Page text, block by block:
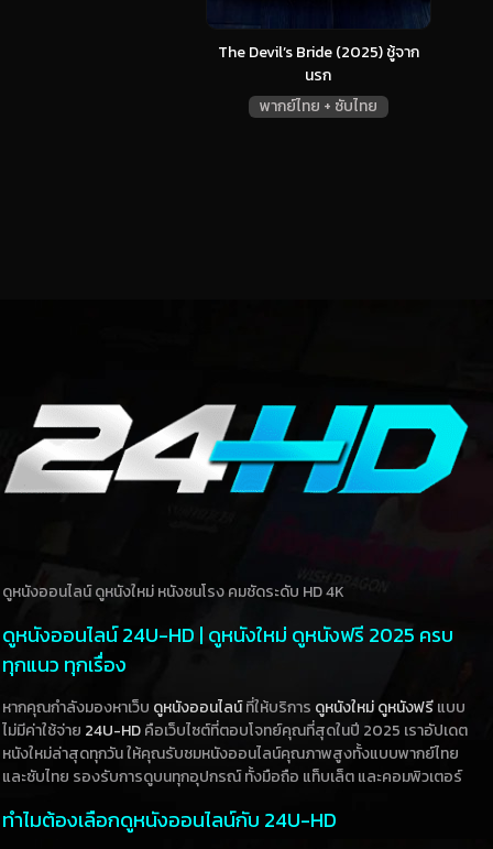
The Devil’s Bride (2025) ชู้จาก
นรก
พากย์ไทย + ซับไทย
ดูหนังออนไลน์ ดูหนังใหม่ หนังชนโรง คมชัดระดับ HD 4K
ดูหนังออนไลน์ 24U-HD | ดูหนังใหม่ ดูหนังฟรี 2025 ครบ
ทุกแนว ทุกเรื่อง
หากคุณกำลังมองหาเว็บ ดูหนังออนไลน์ที่ให้บริการ ดูหนังใหม่ดูหนังฟรีแบบ
ไม่มีค่าใช้จ่าย 24U-HDคือเว็บไซต์ที่ตอบโจทย์คุณที่สุดในปี 2025 เราอัปเดต
หนังใหม่ล่าสุดทุกวัน ให้คุณรับชมหนังออนไลน์คุณภาพสูงทั้งแบบพากย์ไทย
และซับไทย รองรับการดูบนทุกอุปกรณ์ ทั้งมือถือ แท็บเล็ต และคอมพิวเตอร์
ทำไมต้องเลือกดูหนังออนไลน์กับ 24U-HD